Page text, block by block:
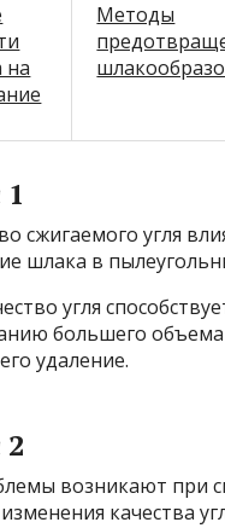
на
Методы
сжигаемого угля
шлака в
угля
большего
удаление.
возникают при
качества